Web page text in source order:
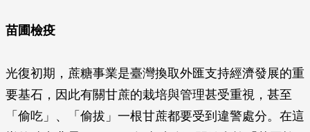
苗圃檢疫
光復初期，蔗糖事業是臺灣換取外匯支持經濟發展的重
要基石，因此有關甘蔗的栽培與管理甚受重視，甚至
「偷吃」、「偷拔」一根甘蔗都要受到違警處分。在這